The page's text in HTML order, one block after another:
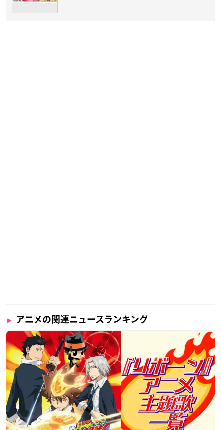
アニメの関連ニュースランキング